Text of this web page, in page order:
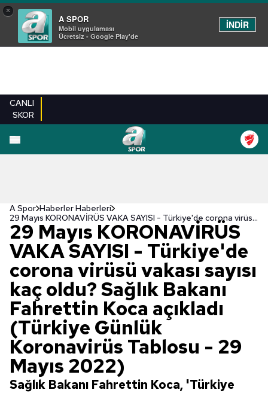
×
A SPOR
Mobil uygulaması
Ücretsiz - Google Play'de
İNDİR
CANLI
SKOR
A Spor Haberler Haberleri
29 Mayıs KORONAVİRÜS VAKA SAYISI - Türkiye'de corona virüsü vakası sayısı kaç oldu? Sağlık Bakanı Fahrettin Koca açıkladı (Türkiye Günlük Koronavirüs Tablosu - 29 Mayıs 2022)
29 Mayıs KORONAVİRÜS
VAKA SAYISI - Türkiye'de
corona virüsü vakası sayısı
kaç oldu? Sağlık Bakanı
Fahrettin Koca açıkladı
(Türkiye Günlük
Koronavirüs Tablosu - 29
Mayıs 2022)
Sağlık Bakanı Fahrettin Koca, 'Türkiye